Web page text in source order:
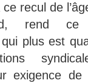
recul de
rend ce
plus est
exigence